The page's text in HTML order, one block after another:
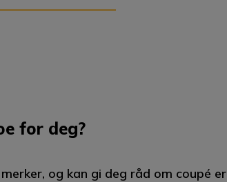
for deg?
og kan gi deg råd om coupé er